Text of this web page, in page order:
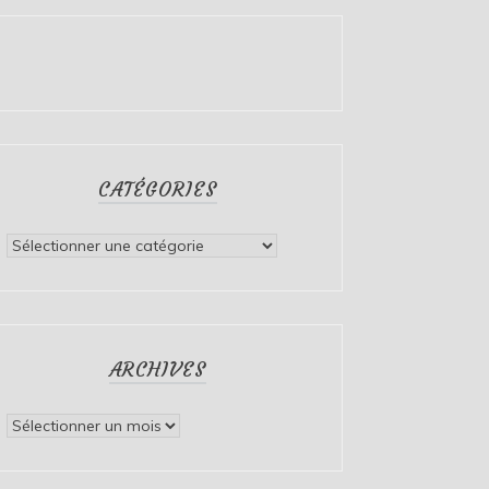
CATÉGORIES
Catégories
ARCHIVES
Archives